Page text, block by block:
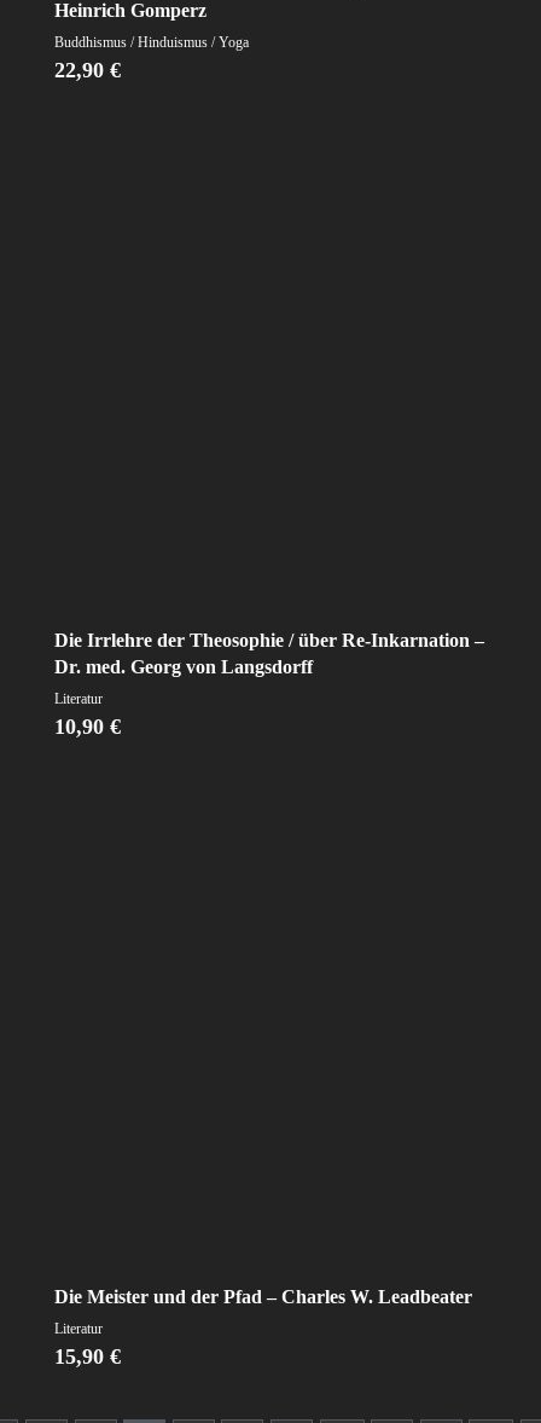
Heinrich Gomperz
Buddhismus / Hinduismus / Yoga
22,90 €
Die Irrlehre der Theosophie / über Re-Inkarnation –
Dr. med. Georg von Langsdorff
Literatur
10,90 €
Die Meister und der Pfad – Charles W. Leadbeater
Literatur
15,90 €